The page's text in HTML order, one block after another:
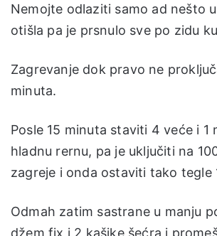
Nemojte odlaziti samo ad nešto
otišla pa je prsnulo sve po zidu
Zagrevanje dok pravo ne
minuta.
Posle 15 minuta staviti 4 veće i 1
hladnu rernu, pa je uključiti na
zagreje i onda ostaviti tako tegle
Odmah zatim sastrane u manju
džem fix i 2 kašike šećra i